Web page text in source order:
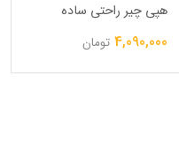
هپی چیر راحتی ساده
4,090,000 تومان